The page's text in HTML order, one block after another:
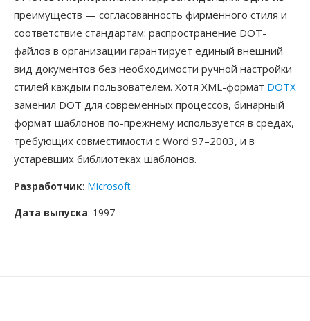
преимуществ — согласованность фирменного стиля и
соответствие стандартам: распространение DOT-
файлов в организации гарантирует единый внешний
вид документов без необходимости ручной настройки
стилей каждым пользователем. Хотя XML-формат DOTX
заменил DOT для современных процессов, бинарный
формат шаблонов по-прежнему используется в средах,
требующих совместимости с Word 97–2003, и в
устаревших библиотеках шаблонов.
Разработчик: Microsoft
Дата выпуска: 1997